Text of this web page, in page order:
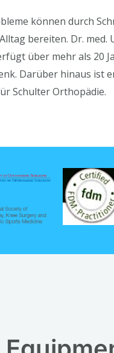
können durch
bereiten. Dr. med.
über mehr als 20
Darüber hinaus ist
Schulter Orthopädie.